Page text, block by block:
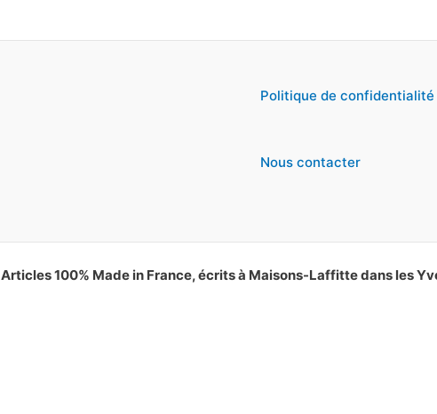
Politique de confidentialité
Nous contacter
Articles 100% Made in France, écrits à Maisons-Laffitte dans les